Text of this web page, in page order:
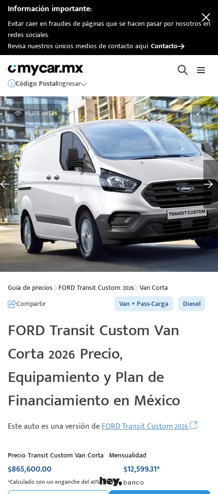
Información importante:
Evitar caer en fraudes de páginas que se hacen pasar por nosotros en
redes sociales.
Revisa nuestros únicos medios de contacto aquí:Contacto
Código PostalIngresar
10,279 vistas
Guía de precios FORD Transit Custom 2026 Van Corta
Compartir
Van Pass-Carga Diesel
FORD Transit Custom Van
Corta 2026 Precio,
Equipamiento y Plan de
Financiamiento en México
Este auto es una versión deFORD Transit Custom 2026
Precio Transit Custom Van Corta
$865,600.00
Mensualidad
$12,599.31*
*Calculado con un enganche del 40%